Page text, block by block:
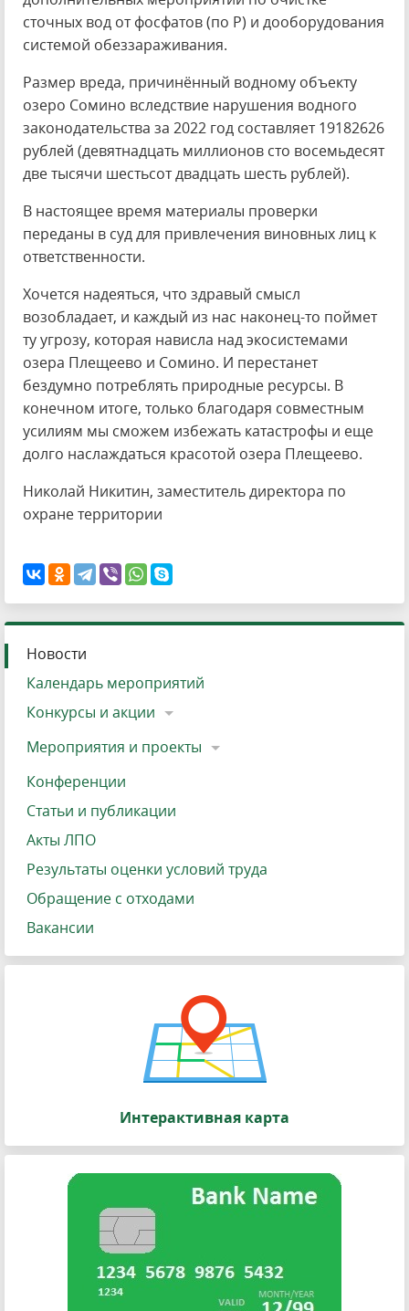
сточных вод от фосфатов (по Р) и дооборудования
системой обеззараживания.
Размер вреда, причинённый водному объекту
озеро Сомино вследствие нарушения водного
законодательства за 2022 год составляет 19182626
рублей (девятнадцать миллионов сто восемьдесят
две тысячи шестьсот двадцать шесть рублей).
В настоящее время материалы проверки
переданы в суд для привлечения виновных лиц к
ответственности.
Хочется надеяться, что здравый смысл
возобладает, и каждый из нас наконец-то поймет
ту угрозу, которая нависла над экосистемами
озера Плещеево и Сомино. И перестанет
бездумно потреблять природные ресурсы. В
конечном итоге, только благодаря совместным
усилиям мы сможем избежать катастрофы и еще
долго наслаждаться красотой озера Плещеево.
Николай Никитин, заместитель директора по
охране территории
Новости
Календарь мероприятий
Конкурсы и акции
Мероприятия и проекты
Конференции
Статьи и публикации
Акты ЛПО
Результаты оценки условий труда
Обращение с отходами
Вакансии
Интерактивная карта